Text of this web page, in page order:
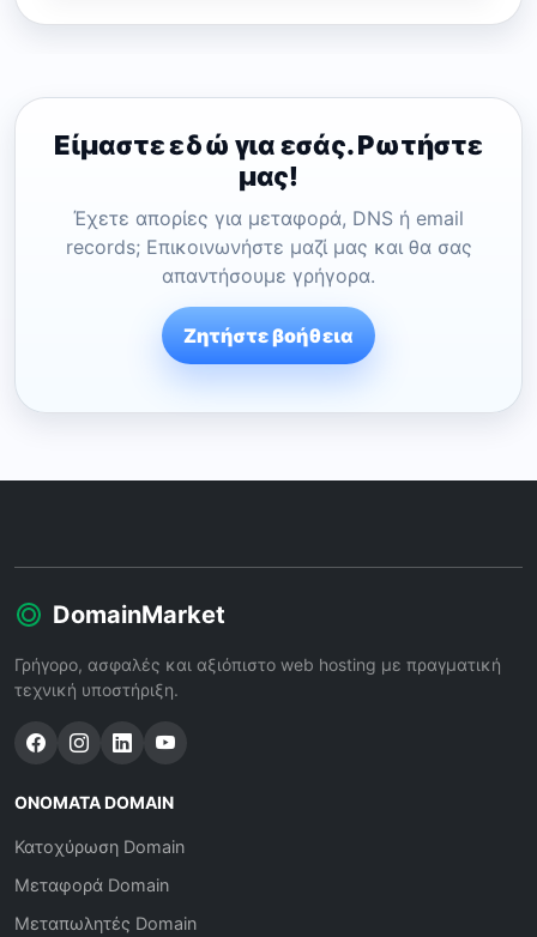
Είμαστε εδώ για εσάς. Ρωτήστε
μας!
Έχετε απορίες για μεταφορά, DNS ή email
records; Επικοινωνήστε μαζί μας και θα σας
απαντήσουμε γρήγορα.
Ζητήστε βοήθεια
DomainMarket
Γρήγορο, ασφαλές και αξιόπιστο web hosting με πραγματική
τεχνική υποστήριξη.
ΟΝΌΜΑΤΑ DOMAIN
Κατοχύρωση Domain
Μεταφορά Domain
Μεταπωλητές Domain